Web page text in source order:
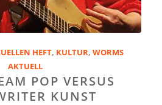
HEFT, KULTUR,WORMS
AKTUELL
POP VERSUS
KUNST